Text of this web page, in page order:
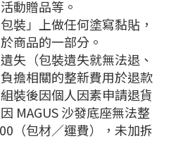
動贈品等。
裝」上做任何塗寫黏貼，
商品的一部分。
失（包裝遺失就無法退、
擔相關的整新費用於退款
裝後因個人因素申請退貨
MAGUS 沙發底座無法整
（包材／運費），未加拆